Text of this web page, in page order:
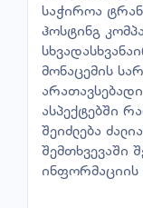
საჭიროა
ჰოსტინგ
მონაცემის
ასპექტებში
შეიძლება
შემთხვევაში
ინფორმაციის